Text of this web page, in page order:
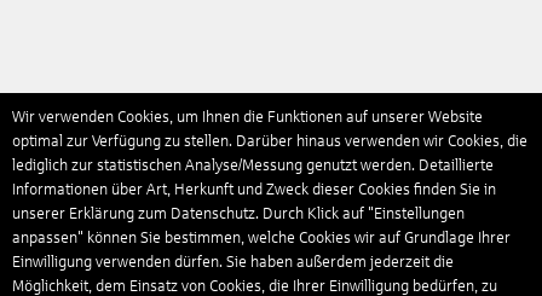
Wir verwenden Cookies, um Ihnen die Funktionen auf unserer Website
optimal zur Verfügung zu stellen. Darüber hinaus verwenden wir Cookies, die
lediglich zur statistischen Analyse/Messung genutzt werden. Detaillierte
Informationen über Art, Herkunft und Zweck dieser Cookies finden Sie in
unserer Erklärung zum Datenschutz. Durch Klick auf "Einstellungen
anpassen" können Sie bestimmen, welche Cookies wir auf Grundlage Ihrer
Einwilligung verwenden dürfen. Sie haben außerdem jederzeit die
Möglichkeit, dem Einsatz von Cookies, die Ihrer Einwilligung bedürfen, zu